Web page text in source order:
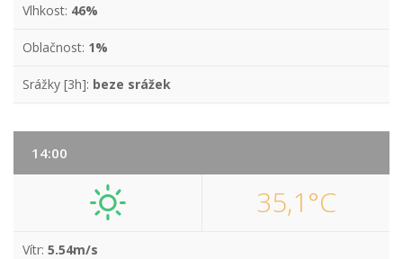
Vlhkost: 46%
Oblačnost: 1%
Srážky [3h]: beze srážek
14:00
35,1°C
Vítr: 5.54m/s